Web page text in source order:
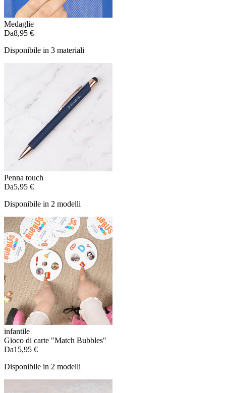
Medaglie
Da8,95 €
Disponibile in 3 materiali
Penna touch
Da5,95 €
Disponibile in 2 modelli
infantile
Gioco di carte "Match Bubbles"
Da15,95 €
Disponibile in 2 modelli